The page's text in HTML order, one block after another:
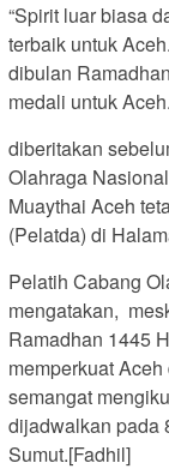
“Spirit luar biasa
terbaik untuk
dibulan
medali untuk
diberitakan
Olahraga
Muaythai Aceh
(Pelatda) di
Pelatih Cabang
mengatakan,
Ramadhan 1445
memperkuat
semangat
dijadwalkan pada
Sumut.[Fadhil]